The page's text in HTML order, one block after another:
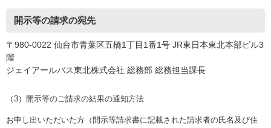
開示等の請求の宛先
〒980-0022 仙台市青葉区五橋1丁目1番1号 JR東日本東北本部ビル3
階
ジェイアールバス東北株式会社 総務部 総務担当課長
（3）開示等のご請求の結果の通知方法
お申し出いただいた方（開示等請求書に記載された請求者の氏名及び住